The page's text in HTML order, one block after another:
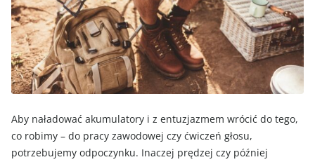
Aby naładować akumulatory i z entuzjazmem wrócić do tego,
co robimy – do pracy zawodowej czy ćwiczeń głosu,
potrzebujemy odpoczynku. Inaczej prędzej czy później